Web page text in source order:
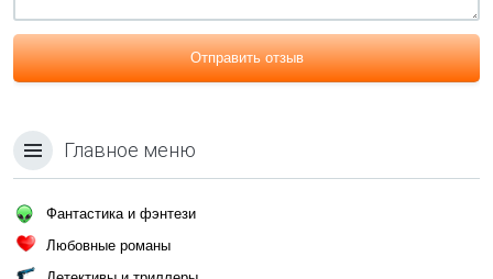
Отправить отзыв
Главное меню
Фантастика и фэнтези
Любовные романы